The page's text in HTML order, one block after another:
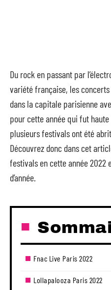
Du rock en passant par
variété française, les concerts
dans la capitale parisienne
pour cette année qui fut
plusieurs festivals ont été
Découvrez donc dans cet
festivals en cette année
d’année.
Fnac Live Paris 2022
Lollapalooza Paris 2022